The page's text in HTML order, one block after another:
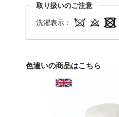
取り扱いのご注意
洗濯表示：
色違いの商品はこちら